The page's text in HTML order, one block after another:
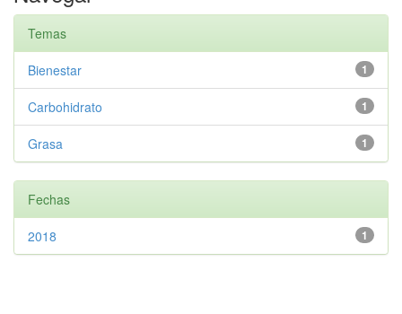
Temas
1
Bienestar
1
Carbohidrato
1
Grasa
Fechas
1
2018